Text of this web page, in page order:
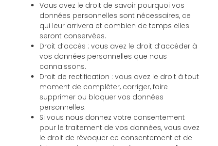
Vous avez le droit de savoir pourquoi vos
données personnelles sont nécessaires, ce
qui leur arrivera et combien de temps elles
seront conservées.
Droit d’accès : vous avez le droit d’accéder à
vos données personnelles que nous
connaissons.
Droit de rectification : vous avez le droit à tout
moment de compléter, corriger, faire
supprimer ou bloquer vos données
personnelles.
Si vous nous donnez votre consentement
pour le traitement de vos données, vous avez
le droit de révoquer ce consentement et de